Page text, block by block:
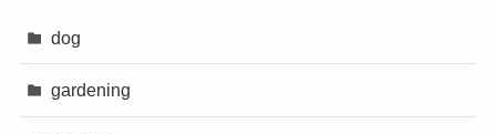
dog
gardening